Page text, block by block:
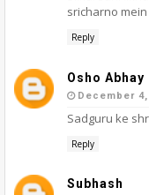
sricharno
Reply
Osho Abhay
December 4,
Sadguru ke
Reply
Subhash